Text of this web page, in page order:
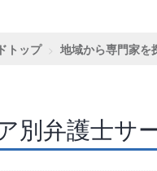
トップ 地域から専門家を
別弁護士サ